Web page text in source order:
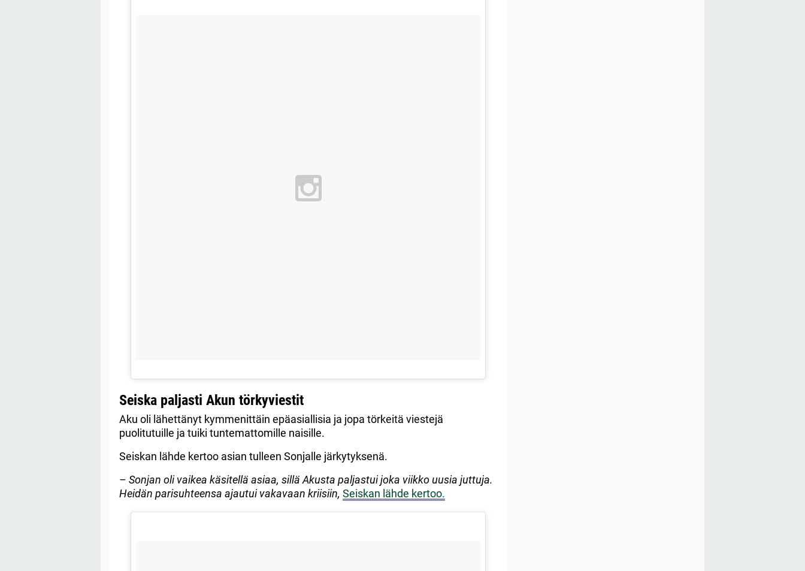
Seiska paljasti Akun törkyviestit
Aku oli lähettänyt kymmenittäin epäasiallisia ja jopa törkeitä viestejä
puolitutuille ja tuiki tuntemattomille naisille.
Seiskan lähde kertoo asian tulleen Sonjalle järkytyksenä.
– Sonjan oli vaikea käsitellä asiaa, sillä Akusta paljastui joka viikko uusia juttuja.
Heidän parisuhteensa ajautui vakavaan kriisiin, Seiskan lähde kertoo.